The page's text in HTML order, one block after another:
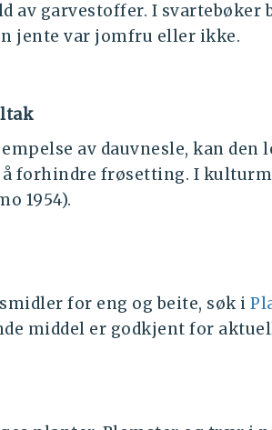
av garvestoffer. I
jente var jomfru eller ikke.
av dauvnesle, kan den
forhindre frøsetting. I
1954).
for eng og beite, søk i
middel er godkjent for